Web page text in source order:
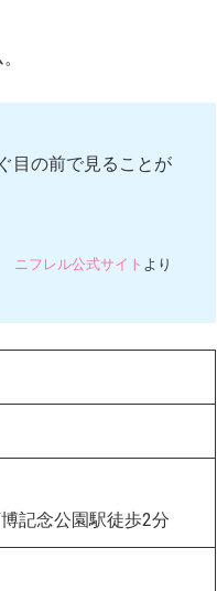
目の前で見ることが
ニフレル公式サイト より
記念公園駅徒歩2分